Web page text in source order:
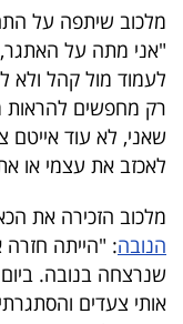
40
שיתופי
פעולה
דרושים
ניוזלטרים
מלכוב שיתפה על
"אני מתה על
לעמוד מול קהל ולא
רק מחפשים להראות
שאני, לא עוד אייטם
לאכזב את עצמי או
מלכוב הזכירה את
הנובה: "הייתה חזרה
שנרצחה בנובה.
אותי צעדים